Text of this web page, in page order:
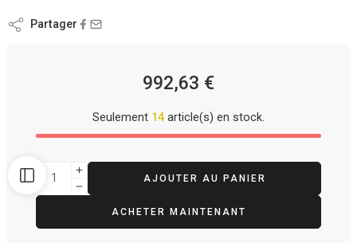
Partager
992,63 €
Seulement 14 article(s) en stock.
AJOUTER AU PANIER
ACHETER MAINTENANT